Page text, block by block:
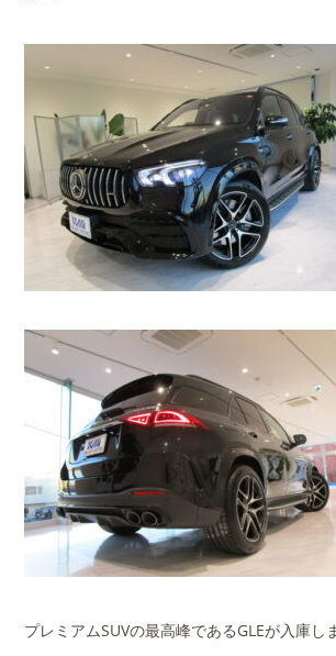
プレミアムSUVの最高峰であるGLEが入庫し